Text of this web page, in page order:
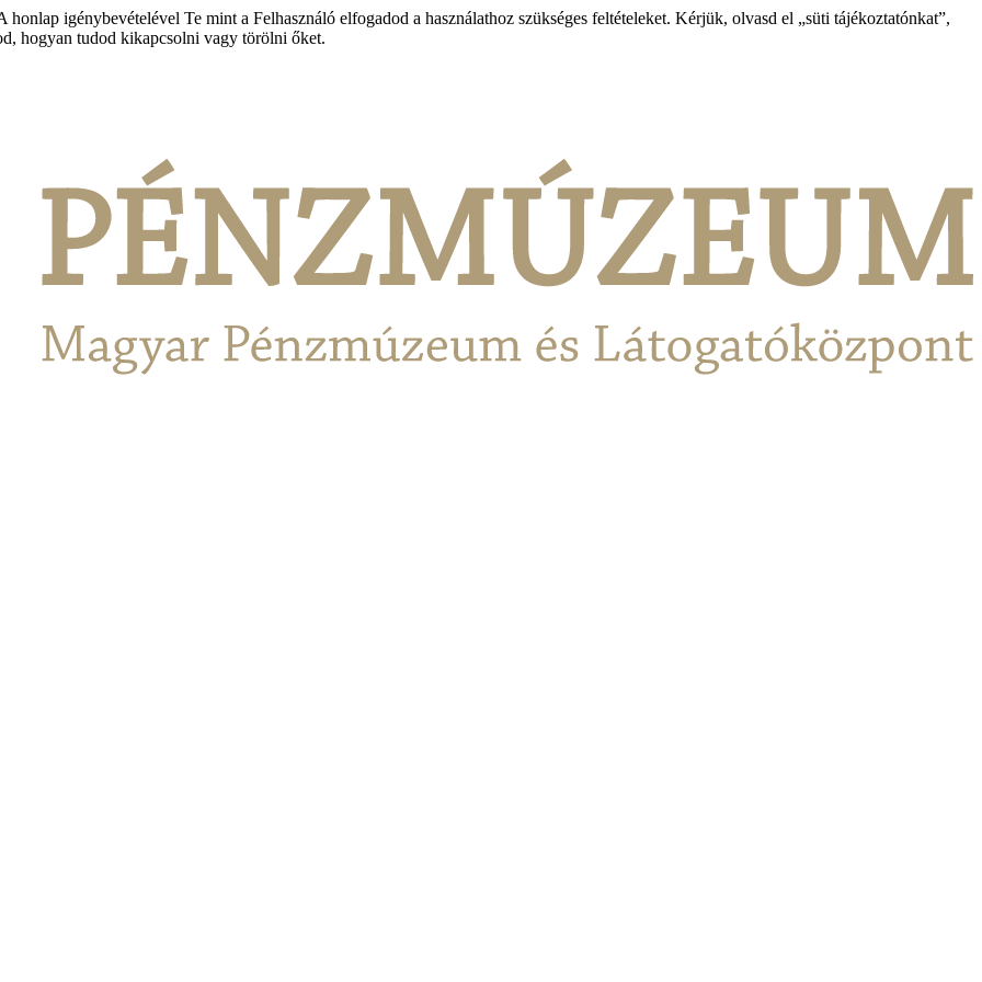
igénybevételével Te mint a Felhasználó elfogadod a használathoz szükséges feltételeket. Kérjük, olvasd el „süti tájékoztatónkat”,
hogyan tudod kikapcsolni vagy törölni őket.